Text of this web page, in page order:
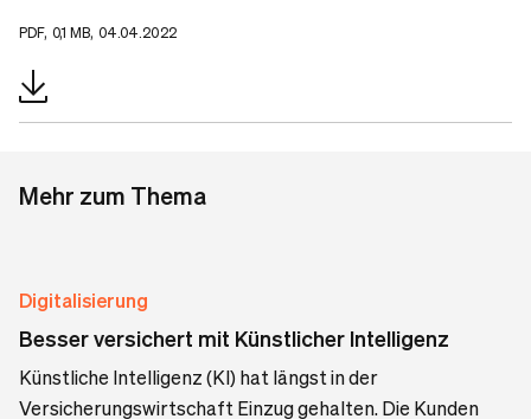
PDF, 0,1 MB, 04.04.2022
Mehr zum Thema
Digitalisierung
Besser versichert mit Künstlicher Intelligenz
Künstliche Intelligenz (KI) hat längst in der
Versicherungswirtschaft Einzug gehalten. Die Kunden